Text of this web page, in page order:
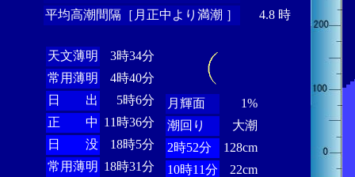
平均高潮間隔［月正中より満潮 ］
4.8 時
天文薄明
3時34分
常用薄明
4時40分
日 出
5時6分
正 中 11時36分
日 没
18時5分
常用薄明 18時31分
月輝面
1%
潮回り
大潮
2時52分
128cm
10時11分
22cm